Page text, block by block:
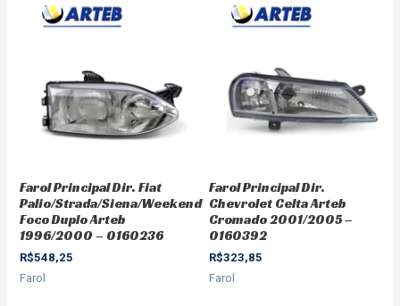
Farol Principal Dir. Fiat
Palio/Strada/Siena/Weekend
Foco Duplo Arteb
1996/2000 – 0160236
R$548,25
Farol
Farol Principal Dir.
Chevrolet Celta Arteb
Cromado 2001/2005 –
0160392
R$323,85
Farol